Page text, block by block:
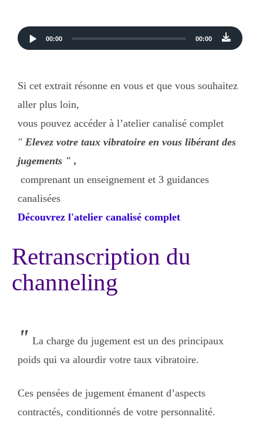
Audio
Player
00:00 00:00
Si cet extrait résonne en vous et que vous souhaitez
aller plus loin,
vous pouvez accéder à l’atelier canalisé complet
" Elevez votre taux vibratoire en vous libérant des
jugements " ,
comprenant un enseignement et 3 guidances
canalisées
Découvrez l'atelier canalisé complet
Retranscription du
channeling
" La charge du jugement est un des principaux
poids qui va alourdir votre taux vibratoire.
Ces pensées de jugement émanent d’aspects
contractés, conditionnés de votre personnalité.